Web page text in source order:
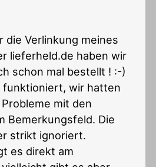
die Verlinkung meines
lieferheld.de haben wir
schon mal bestellt ! :-)
funktioniert, wir hatten
mit den
Bemerkungsfeld. Die
strikt ignoriert.
es direkt am